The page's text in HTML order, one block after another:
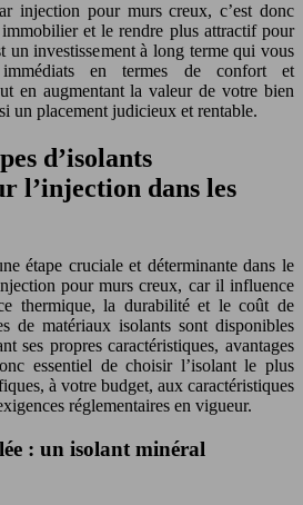
injection pour murs creux, c’est donc
et le rendre plus attractif pour
un investissement à long terme qui vous
en termes de confort et
en augmentant la valeur de votre bien
un placement judicieux et rentable.
d’isolants
l’injection dans les
étape cruciale et déterminante dans le
pour murs creux, car il influence
thermique, la durabilité et le coût de
de matériaux isolants sont disponibles
ses propres caractéristiques, avantages
essentiel de choisir l’isolant le plus
à votre budget, aux caractéristiques
réglementaires en vigueur.
: un isolant minéral